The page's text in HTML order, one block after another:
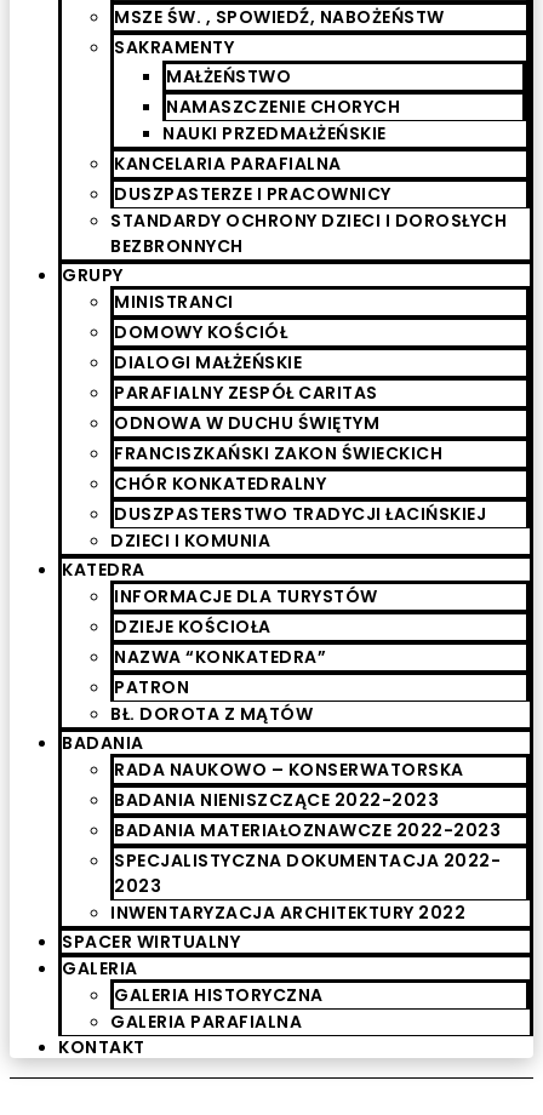
MSZE ŚW. , SPOWIEDŹ, NABOŻEŃSTW
SAKRAMENTY
MAŁŻEŃSTWO
NAMASZCZENIE CHORYCH
NAUKI PRZEDMAŁŻEŃSKIE
KANCELARIA PARAFIALNA
DUSZPASTERZE I PRACOWNICY
STANDARDY OCHRONY DZIECI I DOROSŁYCH
BEZBRONNYCH
GRUPY
MINISTRANCI
DOMOWY KOŚCIÓŁ
DIALOGI MAŁŻEŃSKIE
PARAFIALNY ZESPÓŁ CARITAS
ODNOWA W DUCHU ŚWIĘTYM
FRANCISZKAŃSKI ZAKON ŚWIECKICH
CHÓR KONKATEDRALNY
DUSZPASTERSTWO TRADYCJI ŁACIŃSKIEJ
DZIECI I KOMUNIA
KATEDRA
INFORMACJE DLA TURYSTÓW
DZIEJE KOŚCIOŁA
NAZWA “KONKATEDRA”
PATRON
BŁ. DOROTA Z MĄTÓW
BADANIA
RADA NAUKOWO – KONSERWATORSKA
BADANIA NIENISZCZĄCE 2022-2023
BADANIA MATERIAŁOZNAWCZE 2022-2023
SPECJALISTYCZNA DOKUMENTACJA 2022-
2023
INWENTARYZACJA ARCHITEKTURY 2022
SPACER WIRTUALNY
GALERIA
GALERIA HISTORYCZNA
GALERIA PARAFIALNA
KONTAKT